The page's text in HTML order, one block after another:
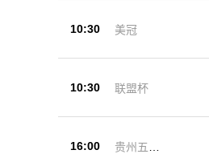
10:30 美冠
10:30 联盟杯
16:00
贵州五峰